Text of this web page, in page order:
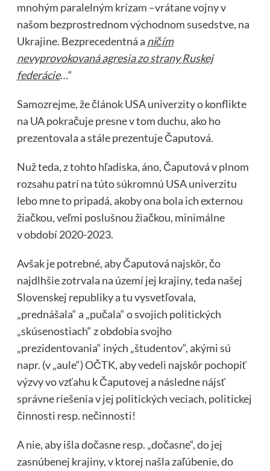
mnohým paralelným krízam –vrátane vojny v
našom bezprostrednom východnom susedstve, na
Ukrajine. Bezprecedentná a ničím
nevyprovokovaná agresia zo strany Ruskej
federácie…“
Samozrejme, že článok USA univerzity o konflikte
na UA pokračuje presne v tom duchu, ako ho
prezentovala a stále prezentuje Čaputová.
Nuž teda, z tohto hľadiska, áno, Čaputová v plnom
rozsahu patrí na túto súkromnú USA univerzitu
lebo mne to pripadá, akoby ona bola ich externou
žiačkou, veľmi poslušnou žiačkou, minimálne
v období 2020-2023.
Avšak je potrebné, aby Čaputová najskôr, čo
najdlhšie zotrvala na území jej krajiny, teda našej
Slovenskej republiky a tu vysvetľovala,
„prednášala“ a „pučala“ o svojich politických
„skúsenostiach“ z obdobia svojho
„prezidentovania“ iných „študentov“, akými sú
napr. (v „aule“) OČTK, aby vedeli najskôr pochopiť
výzvy vo vzťahu k Čaputovej a následne nájsť
správne riešenia v jej politických veciach, politickej
činnosti resp. nečinnosti!
A nie, aby išla dočasne resp. „dočasne“, do jej
zasnúbenej krajiny, v ktorej našla zaľúbenie, do